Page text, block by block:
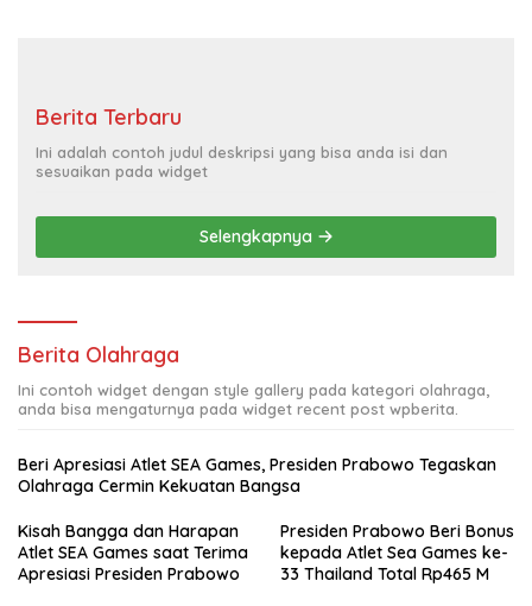
Berita Terbaru
Ini adalah contoh judul deskripsi yang bisa anda isi dan
sesuaikan pada widget
Selengkapnya
Berita Olahraga
Ini contoh widget dengan style gallery pada kategori olahraga,
anda bisa mengaturnya pada widget recent post wpberita.
Beri Apresiasi Atlet SEA Games, Presiden Prabowo Tegaskan
Olahraga Cermin Kekuatan Bangsa
Kisah Bangga dan Harapan
Atlet SEA Games saat Terima
Apresiasi Presiden Prabowo
Presiden Prabowo Beri Bonus
kepada Atlet Sea Games ke-
33 Thailand Total Rp465 M